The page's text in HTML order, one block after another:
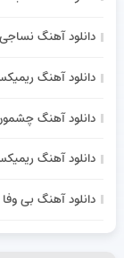
دانلود آهنگ
دانلود آهنگ ریمیکس ۲۰۲۲ با صدای مجید
دانلود آهنگ
دانلود آهنگ
دانلود آهنگ بی